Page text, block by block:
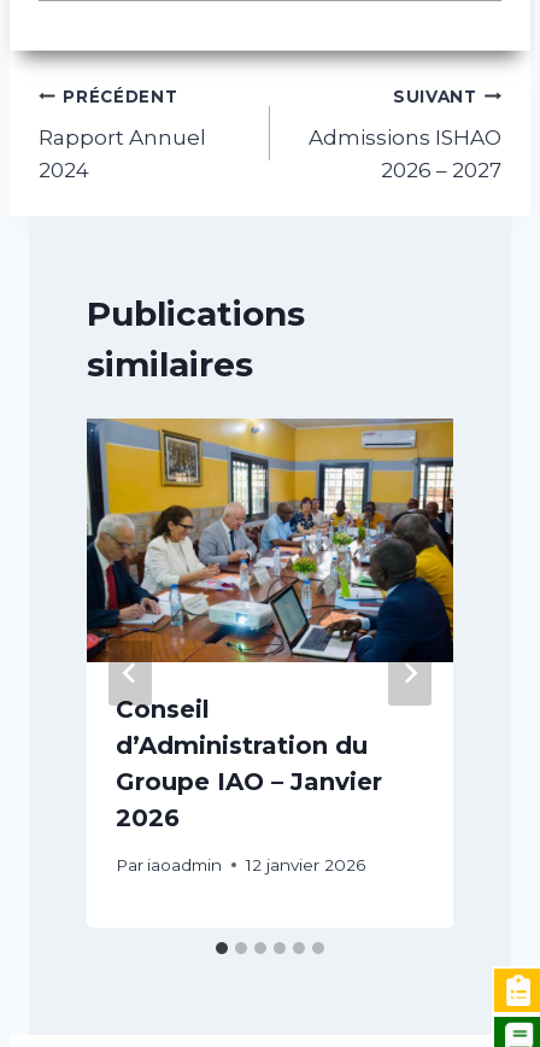
Navigation
de
PRÉCÉDENT
Rapport Annuel
2024
SUIVANT
Admissions ISHAO
2026 – 2027
Publications
similaires
Conseil
d’Administration du
Groupe IAO – Janvier
2026
Par iaoadmin 12 janvier 2026